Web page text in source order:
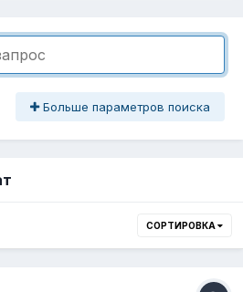
Больше параметров поиска
СОРТИРОВКА